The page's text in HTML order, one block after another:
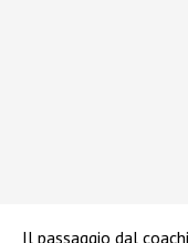
Il passaggio dal